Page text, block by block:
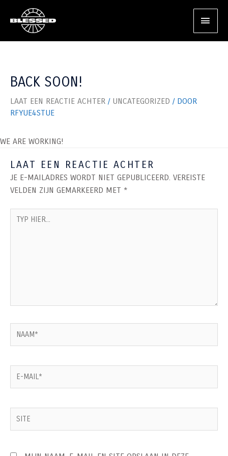
NAAR
INHOUD
BACK SOON!
LAAT EEN REACTIE ACHTER / UNCATEGORIZED / DOOR
RFYUE4STUE
WE ARE WORKING!
LAAT EEN REACTIE ACHTER
JE E-MAILADRES WORDT NIET GEPUBLICEERD. VEREISTE
VELDEN ZIJN GEMARKEERD MET *
TYP
NAAM*
E-
SITE